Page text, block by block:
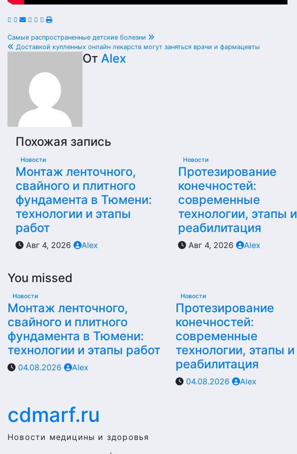
Навигация
записям
Самые распространенные детские болезни
Доставкой купленных онлайн лекарств могут заняться врачи и фармацевты
От Alex
Похожая запись
Новости
Монтаж ленточного,
свайного и плитного
фундамента в Тюмени:
технологии и этапы
работ
Авг 4, 2026 Alex
Новости
Протезирование
конечностей:
современные
технологии, этапы и
реабилитация
Авг 4, 2026 Alex
You missed
Новости
Монтаж ленточного,
свайного и плитного
фундамента в Тюмени:
технологии и этапы работ
04.08.2026 Alex
Новости
Протезирование
конечностей:
современные
технологии, этапы и
реабилитация
04.08.2026 Alex
cdmarf.ru
Новости медицины и здоровья